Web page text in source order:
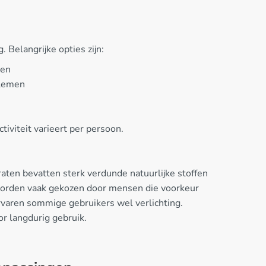
Belangrijke opties zijn:
varieert per persoon.
bevatten sterk verdunde natuurlijke stoffen
vaak gekozen door mensen die voorkeur
sommige gebruikers wel verlichting.
langdurig gebruik.